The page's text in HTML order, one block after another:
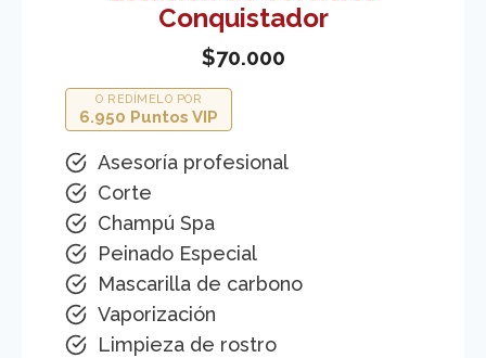
Conquistador
$70.000
O REDÍMELO POR
6.950 Puntos VIP
Asesoría profesional
Corte
Champú Spa
Peinado Especial
Mascarilla de carbono
Vaporización
Limpieza de rostro